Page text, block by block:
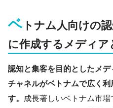
ベ トナム人向けの
に作成するメディア
認知と集客を目的としたメ
チャネルがベトナムで広く
す。
成長著しいベトナム市